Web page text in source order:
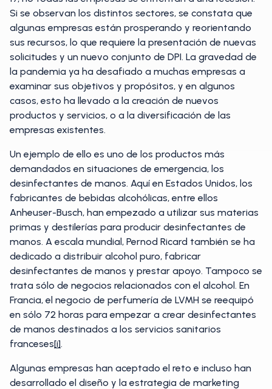
Si se observan los distintos sectores, se constata que
algunas empresas están prosperando y reorientando
sus recursos, lo que requiere la presentación de nuevas
solicitudes y un nuevo conjunto de DPI. La gravedad de
la pandemia ya ha desafiado a muchas empresas a
examinar sus objetivos y propósitos, y en algunos
casos, esto ha llevado a la creación de nuevos
productos y servicios, o a la diversificación de las
empresas existentes.
Un ejemplo de ello es uno de los productos más
demandados en situaciones de emergencia, los
desinfectantes de manos. Aquí en Estados Unidos, los
fabricantes de bebidas alcohólicas, entre ellos
Anheuser-Busch, han empezado a utilizar sus materias
primas y destilerías para producir desinfectantes de
manos. A escala mundial, Pernod Ricard también se ha
dedicado a distribuir alcohol puro, fabricar
desinfectantes de manos y prestar apoyo. Tampoco se
trata sólo de negocios relacionados con el alcohol. En
Francia, el negocio de perfumería de LVMH se reequipó
en sólo 72 horas para empezar a crear desinfectantes
de manos destinados a los servicios sanitarios
franceses[i].
Algunas empresas han aceptado el reto e incluso han
desarrollado el diseño y la estrategia de marketing